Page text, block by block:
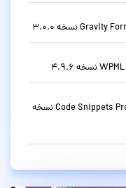
افزونه حرفه‌ای مدیریت قطعه‌کدهای وردپرس Code Snippets Pro نسخه